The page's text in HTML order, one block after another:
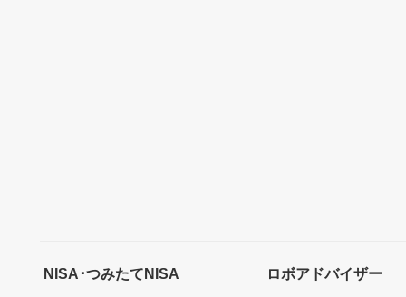
NISA･つみたてNISA ロボアドバイザー